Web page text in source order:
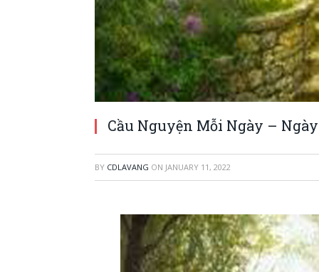
Cầu Nguyện Mỗi Ngày – Ngày
BY CDLAVANG ON JANUARY 11, 2022